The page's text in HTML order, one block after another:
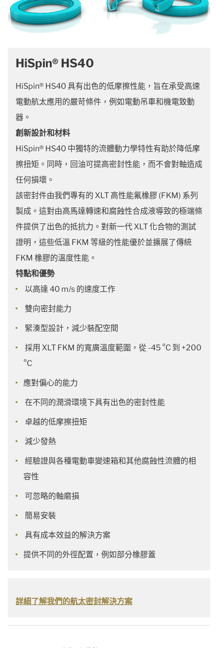
HiSpin® HS40
HiSpin® HS40 具有出色的低摩擦性能，旨在承受高速
電動航太應用的嚴苛條件，例如電動吊車和機電致動
器。
創新設計和材料
HiSpin® HS40 中獨特的流體動力學特性有助於降低摩
擦扭矩。同時，回油可提高密封性能，而不會對軸造成
任何損壞。
該密封件由我們專有的 XLT 高性能氟橡膠 (FKM) 系列
製成。這對由高馬達轉速和腐蝕性合成液導致的極端條
件提供了出色的抵抗力。對新一代 XLT 化合物的測試
證明，這些低溫 FKM 等級的性能優於並擴展了傳統
FKM 橡膠的溫度性能。
特點和優勢
以高達 40 m/s 的速度工作
雙向密封能力
緊湊型設計，減少裝配空間
採用 XLT FKM 的寬廣溫度範圍，從 -45 °C 到 +200
°C
應對偏心的能力
在不同的潤滑環境下具有出色的密封性能
卓越的低摩擦扭矩
減少發熱
經驗證與各種電動車變速箱和其他腐蝕性流體的相
容性
可忽略的軸磨損
簡易安裝
具有成本效益的解決方案
提供不同的外徑配置，例如部分橡膠蓋
詳細了解我們的航太密封解決方案